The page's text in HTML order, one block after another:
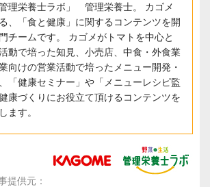
理栄養士ラボ」 管理栄養士。 カゴメ
、「食と健康」に関するコンテンツを開
チームです。 カゴメがトマトを中心と
動で培った知見、小売店、中食・外食業
向けの営業活動で培ったメニュー開発・
「健康セミナー」や「メニューレシピ監
康づくりにお役立て頂けるコンテンツを
ます。
提供元：